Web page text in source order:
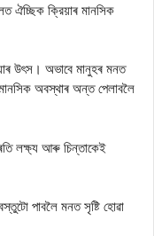
ঐচ্ছিক ক্রিয়াৰ মানসিক
উৎস। অভাবে মানুহৰ মনত
অবস্থাৰ অন্ত পেলাবলৈ
লক্ষ্য আৰু চিন্তাকেই
পাবলৈ মনত সৃষ্টি হোৱা